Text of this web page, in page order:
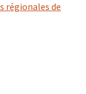
régionales de